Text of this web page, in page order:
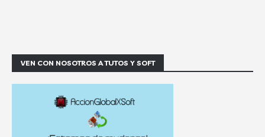
VEN CON NOSOTROS A TUTOS Y SOFT